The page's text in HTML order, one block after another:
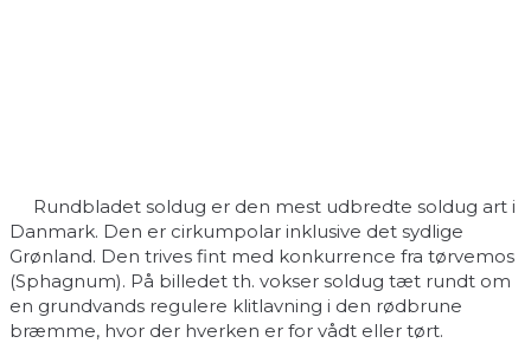
Rundbladet soldug er den mest udbredte soldug art i
Danmark. Den er cirkumpolar inklusive det sydlige
Grønland. Den trives fint med konkurrence fra tørvemos
(Sphagnum). På billedet th. vokser soldug tæt rundt om
en grundvands regulere klitlavning i den rødbrune
bræmme, hvor der hverken er for vådt eller tørt.